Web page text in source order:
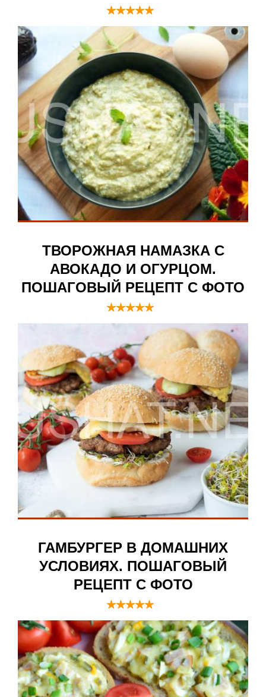
ТВОРОЖНАЯ НАМАЗКА С
АВОКАДО И ОГУРЦОМ.
ПОШАГОВЫЙ РЕЦЕПТ С ФОТО
ГАМБУРГЕР В ДОМАШНИХ
УСЛОВИЯХ. ПОШАГОВЫЙ
РЕЦЕПТ С ФОТО